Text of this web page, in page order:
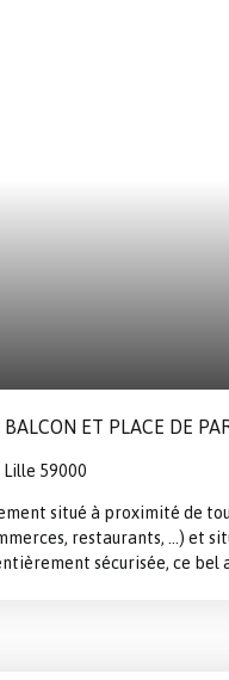
manquer ! Contactez-
ET PLACE DE
Lille 59000
situé à proximité de
restaurants, …) et
sécurisée, ce